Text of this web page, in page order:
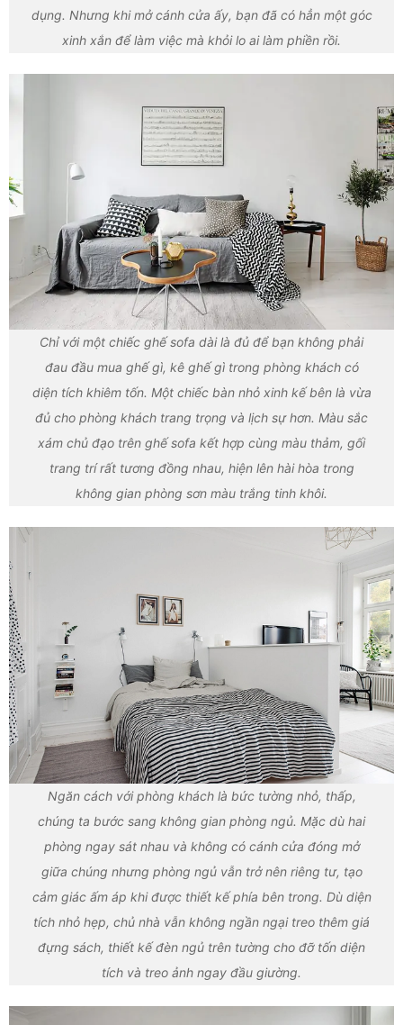
dụng. Nhưng khi mở cánh cửa ấy, bạn đã có hẳn một góc
xinh xắn để làm việc mà khỏi lo ai làm phiền rồi.
Chỉ với một chiếc ghế sofa dài là đủ để bạn không phải
đau đầu mua ghế gì, kê ghế gì trong phòng khách có
diện tích khiêm tốn. Một chiếc bàn nhỏ xinh kế bên là vừa
đủ cho phòng khách trang trọng và lịch sự hơn. Màu sắc
xám chủ đạo trên ghế sofa kết hợp cùng màu thảm, gối
trang trí rất tương đồng nhau, hiện lên hài hòa trong
không gian phòng sơn màu trắng tinh khôi.
Ngăn cách với phòng khách là bức tường nhỏ, thấp,
chúng ta bước sang không gian phòng ngủ. Mặc dù hai
phòng ngay sát nhau và không có cánh cửa đóng mở
giữa chúng nhưng phòng ngủ vẫn trở nên riêng tư, tạo
cảm giác ấm áp khi được thiết kế phía bên trong. Dù diện
tích nhỏ hẹp, chủ nhà vẫn không ngần ngại treo thêm giá
đựng sách, thiết kế đèn ngủ trên tường cho đỡ tốn diện
tích và treo ảnh ngay đầu giường.